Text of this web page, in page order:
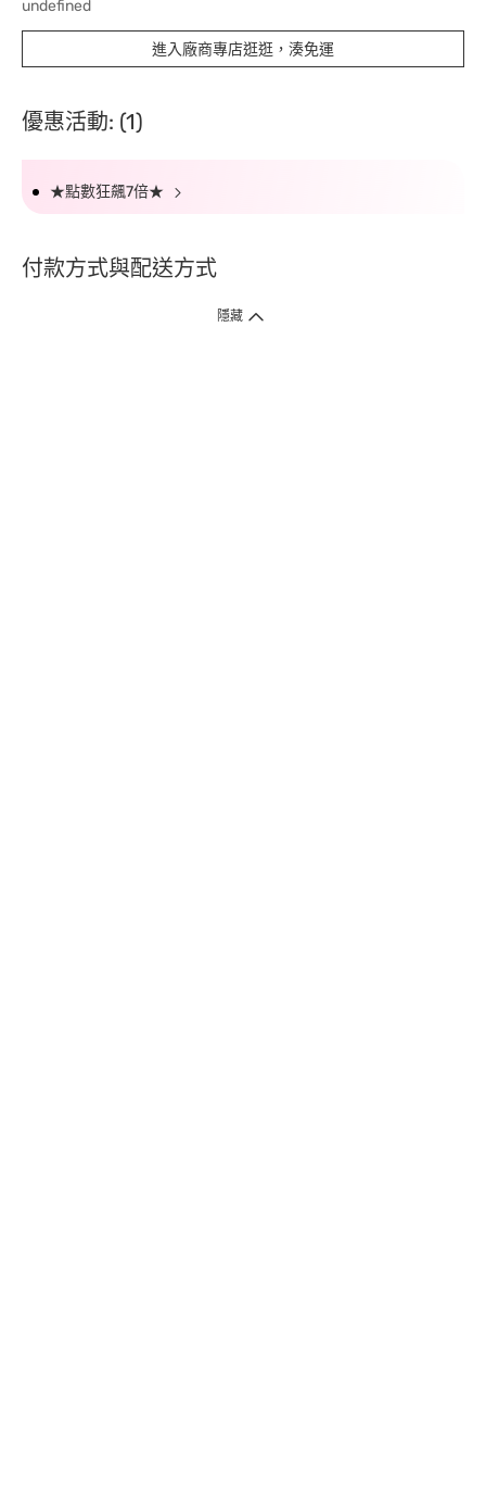
undefined
進入廠商專店逛逛，湊免運
優惠活動: (1)
★點數狂飆7倍★
付款方式與配送方式
隱藏